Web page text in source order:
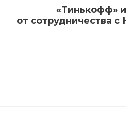
«Тинькофф»
от сотрудничества с